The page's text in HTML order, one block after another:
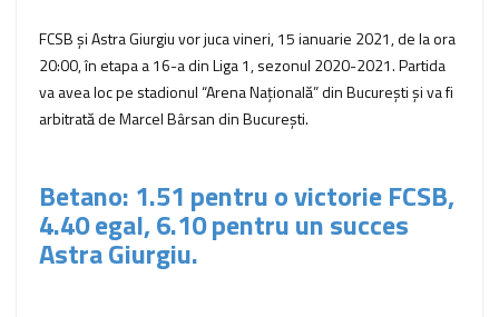
FCSB şi Astra Giurgiu vor juca vineri, 15 ianuarie 2021, de la ora
20:00, în etapa a 16-a din Liga 1, sezonul 2020-2021. Partida
va avea loc pe stadionul “Arena Naţională” din București şi va fi
arbitrată de Marcel Bârsan din București.
Betano: 1.51 pentru o victorie FCSB,
4.40 egal, 6.10 pentru un succes
Astra Giurgiu.